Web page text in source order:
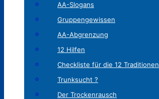
AA-Slogans
Gruppengewissen
AA-Abgrenzung
12 Hilfen
Checkliste für die 12 Traditionen
Trunksucht ?
Der Trockenrausch